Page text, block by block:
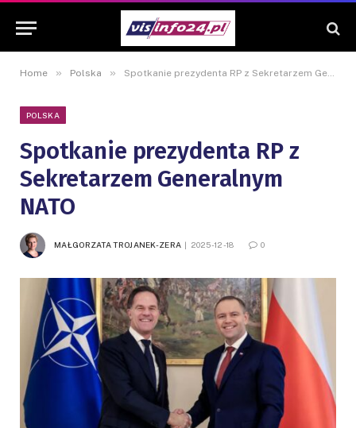
Home » Polska » Spotkanie prezydenta RP z Sekretarzem Generalnym NATO
POLSKA
Spotkanie prezydenta RP z
Sekretarzem Generalnym
NATO
MAŁGORZATA TROJANEK-ZERA 2025-12-18 0